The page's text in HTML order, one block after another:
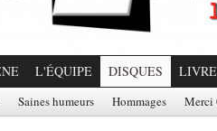
L'ÉQUIPE DISQUES
Saines humeurs Hommages Merci